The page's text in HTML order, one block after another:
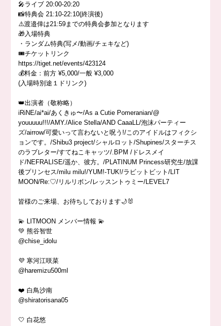
🎤ライブ 20:00-20:20
📸特典会 21:10-22:10(終演後)
⚠️渡邉倖は21:59までの特典会参加となります
🎁入場特典
・ランダム特典(写メ/動画/チェキなど)
🎟️チケットリンク
https://tiget.net/events/423124
💰料金：前方 ¥5,000/一般 ¥3,000
(入場時別途１ドリンク)
👑出演者（敬称略）
iRiNE/ai*ai/あくきゅ〜/As a Cutie Pomeranian/@
youuuuu!!!/AMY./Alice Stella/AND CaaaLL/泡沫パーティー
ズ/airrow/可愛いって言わないと呪う!/このアイドルはフィクシ
ョンです。/Shibu3 project/シャルロット/Shupines/スターチス
のラブレター/すてねこキャッツ/.BPM /ドレスメイ
ド/NEFRALISE/遥か、彼方。/PLATINUM Princess研究生/放課
後プリンセス/milu milu!/YUM!-TUK!/ラビットビット/LIT
MOON/Re:♡/リルリボン/レッスントゥミー/LEVEL7
皆様のご来場、お待ちしております🌙🐰
💫 LITMOON メンバー情報 💫
💚 熊谷智世
@chise_idolu
💜 寒河江咲菜
@haremizu500ml
❤️ 白鳥沙南
@shiratorisana05
🤍 白花悠